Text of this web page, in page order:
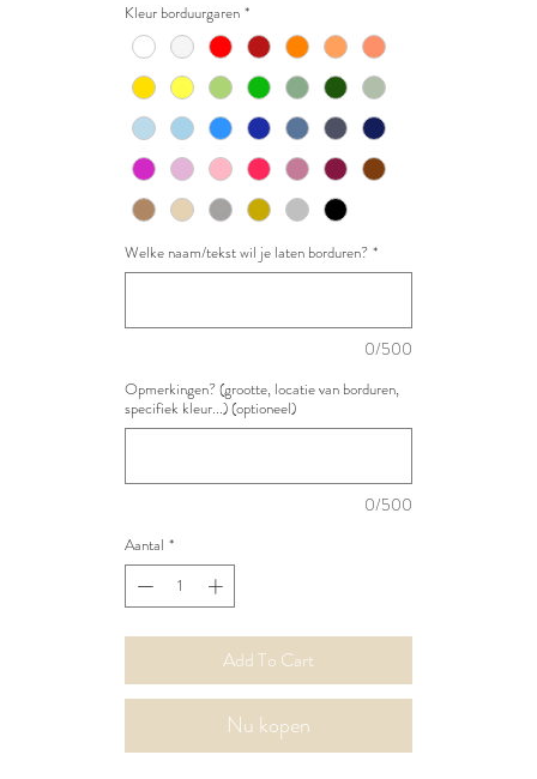
Kleur borduurgaren *
Welke naam/tekst wil je laten borduren? *
0/500
Opmerkingen? (grootte, locatie van borduren,
specifiek kleur...) (optioneel)
0/500
Aantal *
Add To Cart
Nu kopen